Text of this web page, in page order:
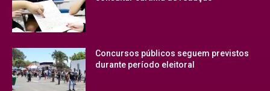
Concursos públicos seguem previstos
durante período eleitoral